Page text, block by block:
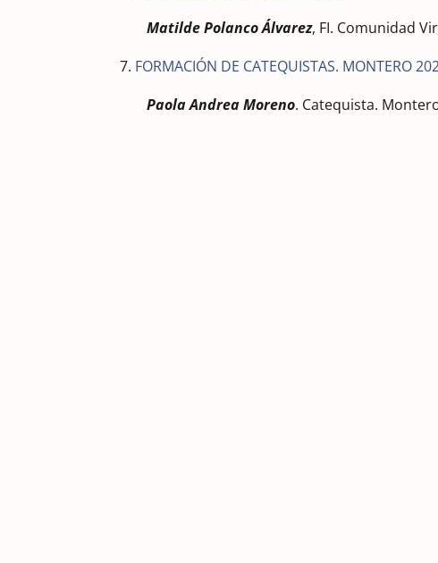
Matilde Polanco Álvarez, FI. Comunidad
7. FORMACIÓN DE CATEQUISTAS. MONTERO
Paola Andrea Moreno. Catequista.